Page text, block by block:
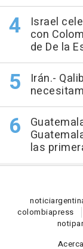
Israel
con
de De la
Irán.-
las
notici
colombiapress
noti